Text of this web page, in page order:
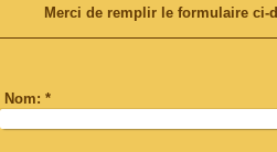
Merci de remplir le formulaire ci-
Nom: *